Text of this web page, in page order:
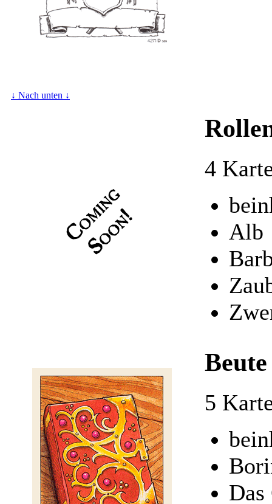
↓ Nach unten ↓
4
Alb
Beute
5
Das